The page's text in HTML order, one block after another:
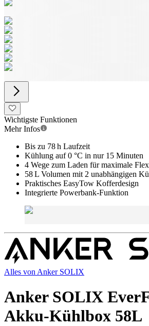
Wichtigste Funktionen
Mehr Infos
Bis zu 78 h Laufzeit
Kühlung auf 0 °C in nur 15 Minuten
4 Wege zum Laden für maximale
58 L Volumen mit 2 unabhängigen
Praktisches EasyTow Kofferdesign
Integrierte Powerbank-Funktion
Alles von Anker SOLIX
Anker SOLIX
Akku-Kühlbox 58L